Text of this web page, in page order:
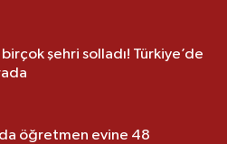
birçok şehri solladı! Türkiye’de
öğretmen evine 48